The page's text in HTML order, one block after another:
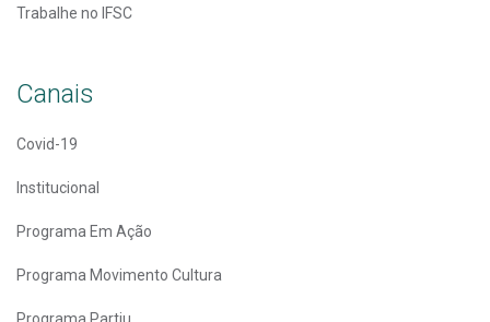
Trabalhe no IFSC
Canais
Covid-19
Institucional
Programa Em Ação
Programa Movimento Cultura
Programa Partiu